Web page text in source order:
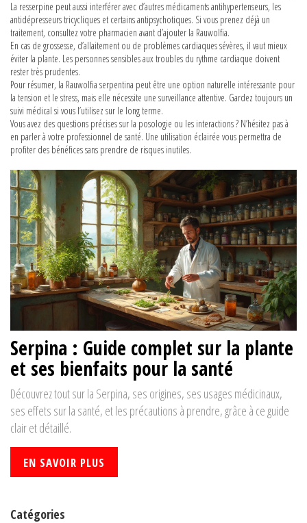
La resserpine peut aussi interférer avec d’autres médicaments antihypertenseurs, les
antidépresseurs tricycliques et certains antipsychotiques. Si vous prenez déjà un
traitement, consultez votre pharmacien avant d’ajouter la Rauwolfia.
En cas de grossesse, d’allaitement ou de problèmes cardiaques sévères, il vaut mieux
éviter la plante. Les personnes sensibles aux troubles du rythme cardiaque doivent
rester très prudentes.
Pour résumer, la Rauwolfia serpentina peut être une option naturelle intéressante pour
la tension et le stress, mais elle nécessite une surveillance attentive. Gardez toujours un
suivi médical si vous l’utilisez sur le long terme.
Vous avez des questions précises sur la posologie ou les interactions ? N’hésitez pas à
en parler à votre professionnel de santé. Une utilisation éclairée vous permettra de
profiter des bénéfices sans prendre de risques inutiles.
Serpina : Guide complet sur la plante
et ses bienfaits pour la santé
Découvrez tout sur la Serpina, ses origines, ses usages médicinaux,
ses effets sur la santé, et les précautions à prendre, grâce à ce guide
clair et détaillé.
EN SAVOIR PLUS
Catégories